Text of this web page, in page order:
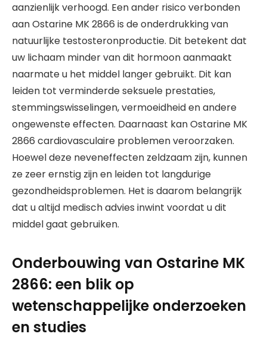
aanzienlijk verhoogd. Een ander risico verbonden
aan Ostarine MK 2866 is de onderdrukking van
natuurlijke testosteronproductie. Dit betekent dat
uw lichaam minder van dit hormoon aanmaakt
naarmate u het middel langer gebruikt. Dit kan
leiden tot verminderde seksuele prestaties,
stemmingswisselingen, vermoeidheid en andere
ongewenste effecten. Daarnaast kan Ostarine MK
2866 cardiovasculaire problemen veroorzaken.
Hoewel deze neveneffecten zeldzaam zijn, kunnen
ze zeer ernstig zijn en leiden tot langdurige
gezondheidsproblemen. Het is daarom belangrijk
dat u altijd medisch advies inwint voordat u dit
middel gaat gebruiken.
Onderbouwing van Ostarine MK
2866: een blik op
wetenschappelijke onderzoeken
en studies